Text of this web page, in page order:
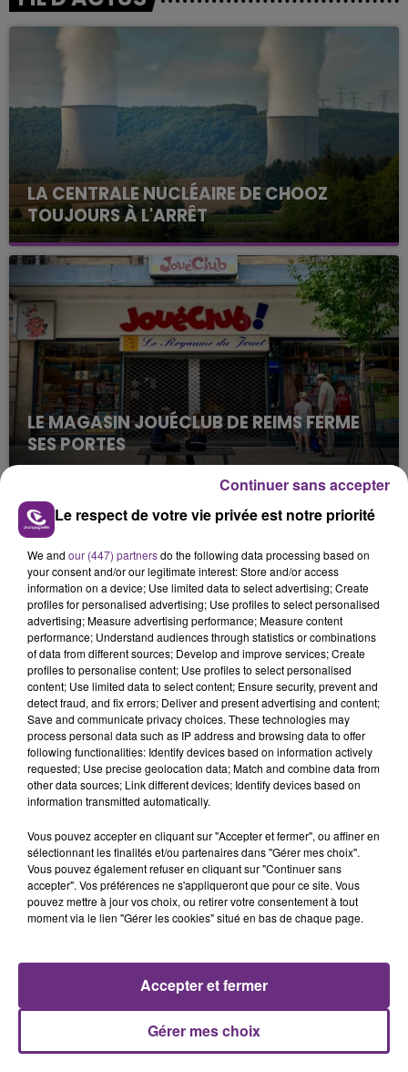
LA CENTRALE NUCLÉAIRE DE CHOOZ
TOUJOURS À L'ARRÊT
Cela fait déjà une semaine que la centrale
nucléaire ardennaise est à l'arrêt. Une situation
justifiée par la sécheresse intense qui est toujours
présente.
LE MAGASIN JOUÉCLUB DE REIMS FERME
SES PORTES
C'était l'une des institutions du centre-ville
rémois. Le magasin JouéClub est contraint de
fermer ses portes.
TITRES DIFFUSÉS
11h29
11h29
ADELE CASTILLON
Ete Avec Toi
11h25
11h25
SAM SMITH
I'm Not The Only One
ALEX WARREN CHAPPELL ROAN
Good Luck, Babe!
Le respect de votre vie privée est notre priorité
We and our (447) partnersdo the following data processing based on
your consent and/or our legitimate interest: Store and/or access
information on a device; Use limited data to select advertising; Create
profiles for personalised advertising; Use profiles to select personalised
advertising; Measure advertising performance; Measure content
performance; Understand audiences through statistics or combinations
of data from different sources; Develop and improve services; Create
profiles to personalise content; Use profiles to select personalised
content; Use limited data to select content; Ensure security, prevent and
detect fraud, and fix errors; Deliver and present advertising and content;
Save and communicate privacy choices. These technologies may
process personal data such as IP address and browsing data to offer
following functionalities: Identify devices based on information actively
requested; Use precise geolocation data; Match and combine data from
other data sources; Link different devices; Identify devices based on
information transmitted automatically.
Vous pouvez accepter en cliquant sur "Accepter et fermer", ou affiner en
sélectionnant les finalités et/ou partenaires dans "Gérer mes choix".
Vous pouvez également refuser en cliquant sur "Continuer sans
accepter". Vos préférences ne s'appliqueront que pour ce site. Vous
pouvez mettre à jour vos choix, ou retirer votre consentement à tout
moment via le lien "Gérer les cookies" situé en bas de chaque page.
Gérer mes choix
Accepter et fermer
Continuer sans accepter